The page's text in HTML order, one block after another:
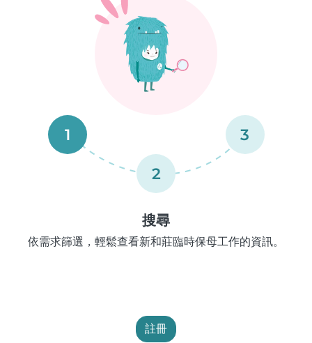
1
2
3
搜尋
依需求篩選，輕鬆查看新和莊臨時保母工作的資訊。
註冊